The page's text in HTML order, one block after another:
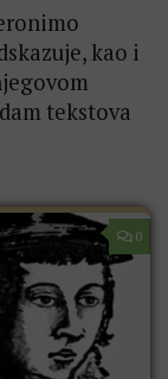
kao i
tekstova
0